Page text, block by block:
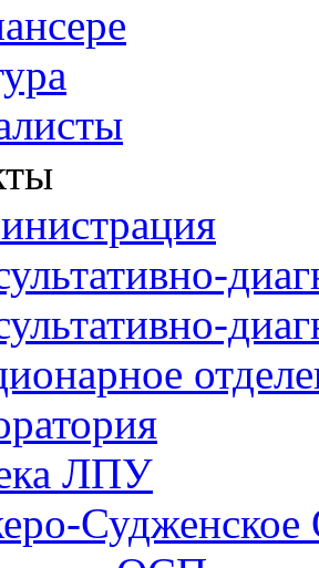
ЛПУ